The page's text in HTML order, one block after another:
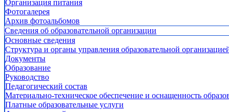
Организация питания
Фотогалерея
Архив фотоальбомов
Сведения об образовательной организации
Основные сведения
Структура и органы управления образовательной
Документы
Образование
Руководство
Педагогический состав
Материально-техническое обеспечение и оснащенность
Платные образовательные услуги